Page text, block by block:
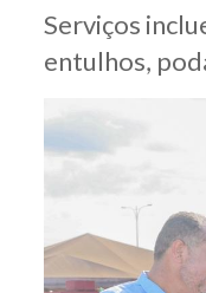
Serviços
entulhos,